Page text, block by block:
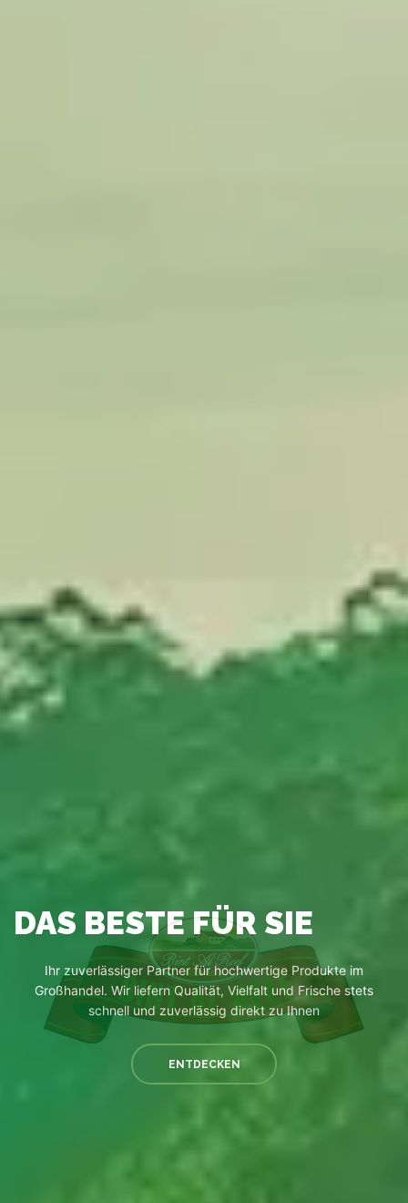
DAS BESTE FÜR SIE
Ihr zuverlässiger Partner für hochwertige Produkte im
Großhandel. Wir liefern Qualität, Vielfalt und Frische stets
schnell und zuverlässig direkt zu Ihnen
ENTDECKEN